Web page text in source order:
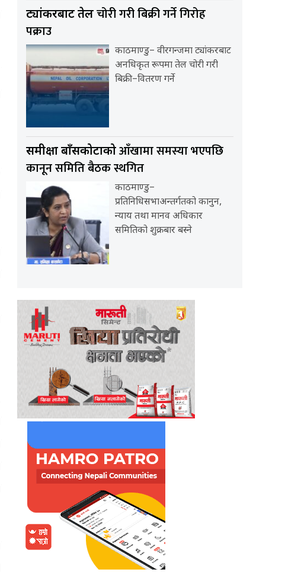
ट्यांकरबाट तेलचोरी गरी बिक्री गर्ने गिरोह
पक्राउ
काठमाण्डु– वीरगन्जमा ट्यांकरबाट
अनधिकृत रूपमा तेल चोरी गरी
बिक्री–वितरण गर्ने
समीक्षा बाँसकोटाकोआँखामा समस्या भएपछि
कानून समिति बैठक स्थगित
काठमाण्डु–
प्रतिनिधिसभाअन्तर्गतको कानुन,
न्याय तथा मानव अधिकार
समितिको शुक्रबार बस्ने